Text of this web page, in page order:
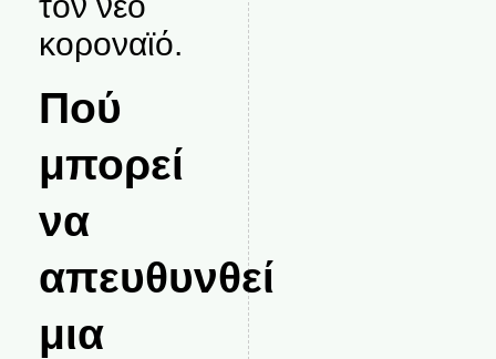
κοροναϊό.
Πού
μπορεί
να
απευθυνθεί
μια